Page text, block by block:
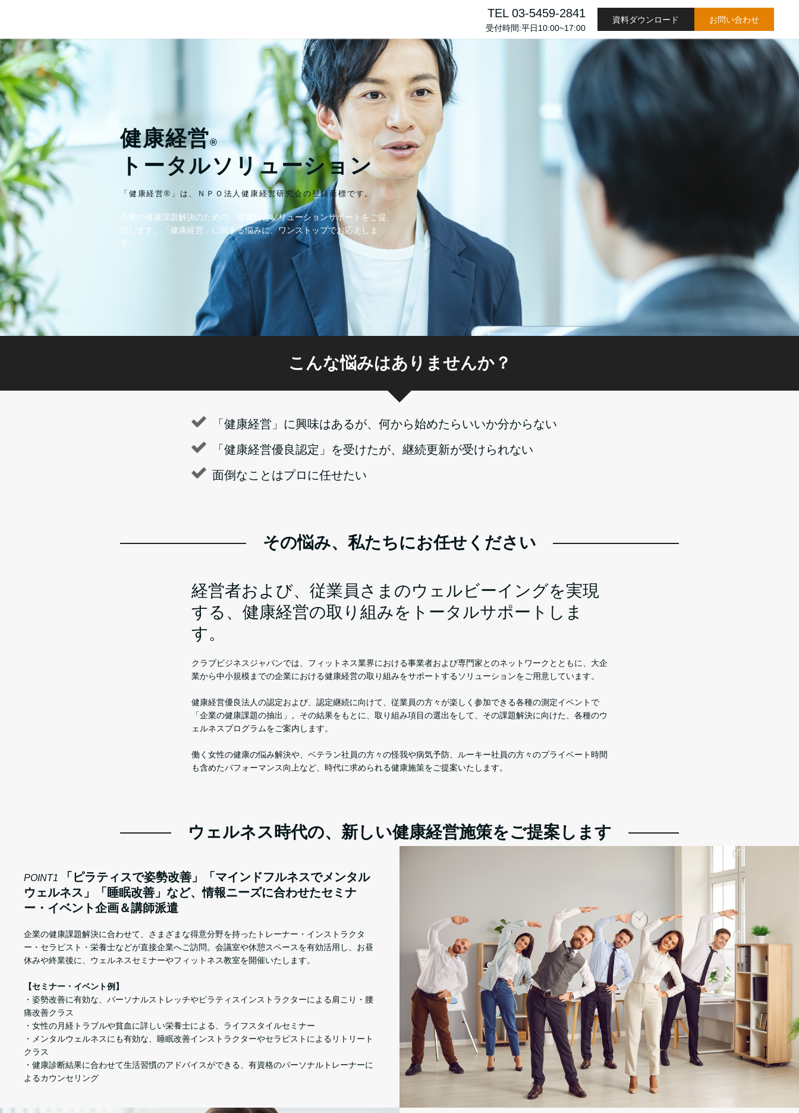
TEL 03-5459-2841
受付時間:平日10:00~17:00
資料ダウンロード お問い合わせ
健康経営®
トータルソリューション
「健康経営®」は、ＮＰＯ法人健康経営研究会の登録商標です。
企業の健康課題解決のための、健康経営ソリューションサポートをご提
供します。「健康経営」に関する悩みに、ワンストップでお応えしま
す。
こんな悩みはありませんか？
「健康経営」に興味はあるが、何から始めたらいいか分からない
「健康経営優良認定」を受けたが、継続更新が受けられない
面倒なことはプロに任せたい
その悩み、私たちにお任せください
経営者および、従業員さまのウェルビーイングを実現
する、健康経営の取り組みをトータルサポートしま
す。
クラブビジネスジャパンでは、フィットネス業界における事業者および専門家とのネットワークとともに、大企
業から中小規模までの企業における健康経営の取り組みをサポートするソリューションをご用意しています。
健康経営優良法人の認定および、認定継続に向けて、従業員の方々が楽しく参加できる各種の測定イベントで
「企業の健康課題の抽出」。その結果をもとに、取り組み項目の選出をして、その課題解決に向けた、各種のウ
ェルネスプログラムをご案内します。
働く女性の健康の悩み解決や、ベテラン社員の方々の怪我や病気予防、ルーキー社員の方々のプライベート時間
も含めたパフォーマンス向上など、時代に求められる健康施策をご提案いたします。
ウェルネス時代の、新しい健康経営施策をご提案します
POINT1
「ピラティスで姿勢改善」「マインドフルネスでメンタル
ウェルネス」「睡眠改善」など、情報ニーズに合わせたセミナ
ー・イベント企画＆講師派遣
企業の健康課題解決に合わせて、さまざまな得意分野を持ったトレーナー・インストラクタ
ー・セラピスト・栄養士などが直接企業へご訪問。会議室や休憩スペースを有効活用し、お昼
休みや終業後に、ウェルネスセミナーやフィットネス教室を開催いたします。
【セミナー・イベント例】
・姿勢改善に有効な、パーソナルストレッチやピラティスインストラクターによる肩こり・腰
痛改善クラス
・女性の月経トラブルや貧血に詳しい栄養士による、ライフスタイルセミナー
・メンタルウェルネスにも有効な、睡眠改善インストラクターやセラピストによるリトリート
クラス
・健康診断結果に合わせて生活習慣のアドバイスができる、有資格のパーソナルトレーナーに
よるカウンセリング